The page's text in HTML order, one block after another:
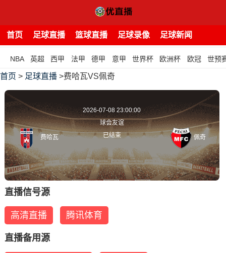
首页 足球直播 篮球直播 足球录像 足球新闻
NBA 英超 西甲 法甲 德甲 意甲 世界杯 欧洲杯 欧冠 世预
首页 > 足球直播 >费哈瓦VS佩奇
费哈瓦
2026-07-08 23:00:00
球会友谊
已结束
佩奇
直播信号源
高清直播 腾讯体育
直播备用源